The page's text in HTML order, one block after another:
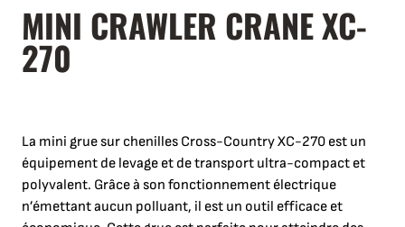
MINI CRAWLER CRANE XC-
270
La mini grue sur chenilles Cross-Country XC-270 est un
équipement de levage et de transport ultra-compact et
polyvalent. Grâce à son fonctionnement électrique
n’émettant aucun polluant, il est un outil efficace et